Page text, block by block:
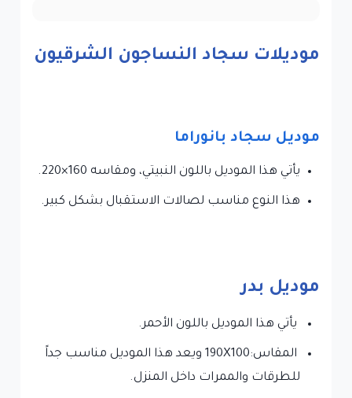
موديلات سجاد النساجون الشرقيون
موديل سجاد بانوراما
يأتي هذا الموديل باللون النبيتي، ومقاسه 160×220.
هذا النوع مناسب لصالات الاستقبال بشكل كبير.
موديل بدر
‏يأتي هذا الموديل باللون الأحمر.
‏المقاس:190X100 ويعد هذا الموديل مناسب جداً
للطرقات والممرات داخل المنزل.